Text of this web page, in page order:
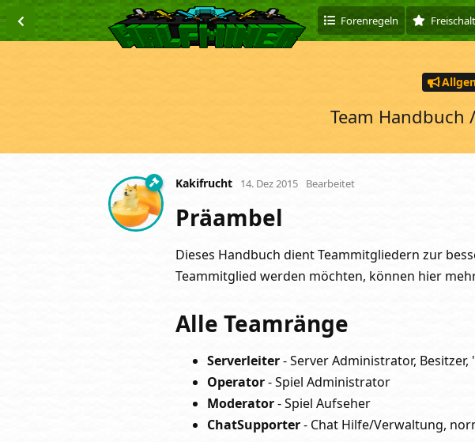
Forenregeln
Team Handbuch
Kakifrucht 14. Dez 2015 Bearbeitet
Präambel
Dieses Handbuch dient Teammitgliedern zur
Teammitglied werden möchten, können hier
Alle Teamränge
Serverleiter- Server Administrator,
Operator- Spiel Administrator
Moderator- Spiel Aufseher
ChatSupporter- Chat Hilfe/Verwaltung,